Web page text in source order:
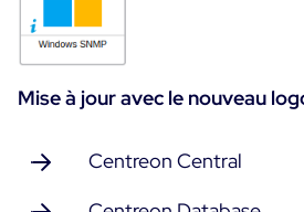
Mise à jour avec le nouveau
Centreon Central